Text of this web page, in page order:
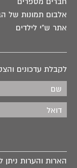
אלבום תמונות של
אתר ש"י לילדים
לקבלת עדכונים
הארות והערות